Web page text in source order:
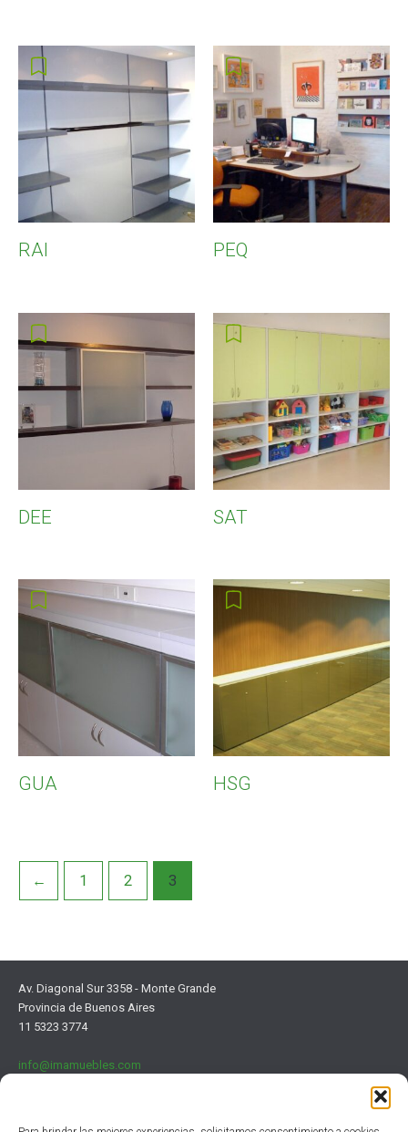
RAI PEQ
DEE SAT
GUA HSG
← 1 2 3
Av. Diagonal Sur 3358 - Monte Grande
Provincia de Buenos Aires
11 5323 3774
info@imamuebles.com